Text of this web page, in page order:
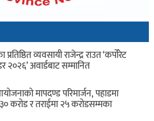
व्यवसायी राजेन्द्र राउत ‘कर्पोरेट
२०२६’ अवार्डबाट सम्मानित
मापदण्ड परिमार्जन, पहाडमा
करोड र तराईमा २५ करोडसम्मका